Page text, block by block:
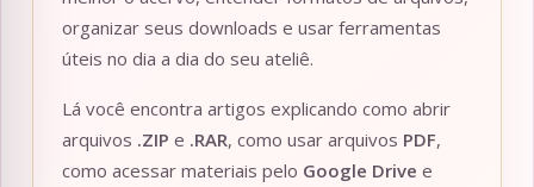
organizar seus downloads e usar ferramentas
úteis no dia a dia do seu ateliê.
Lá você encontra artigos explicando como abrir
arquivos .ZIP e .RAR, como usar arquivos PDF,
como acessar materiais pelo Google Drive e